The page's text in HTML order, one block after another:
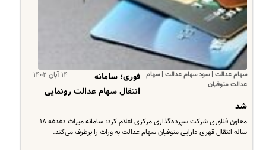
سهام عدالت | سود سهام عدالت | سهام
عدالت متوفیان
۱۴ آبان ۱۴۰۲
فوری؛ سامانه
انتقال سهام عدالت رونمایی
شد
معاون فناوری شرکت سپرده‌گذاری مرکزی اعلام کرد: سامانه میراث دغدغه ۱۸
ساله انتقال قهری دارایی متوفیان سهام عدالت به وراث را برطرف می‌کند.​